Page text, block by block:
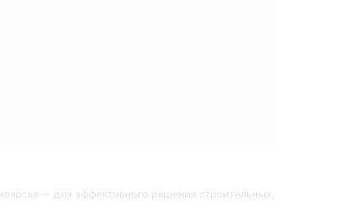
— для эффективного решения строительных,